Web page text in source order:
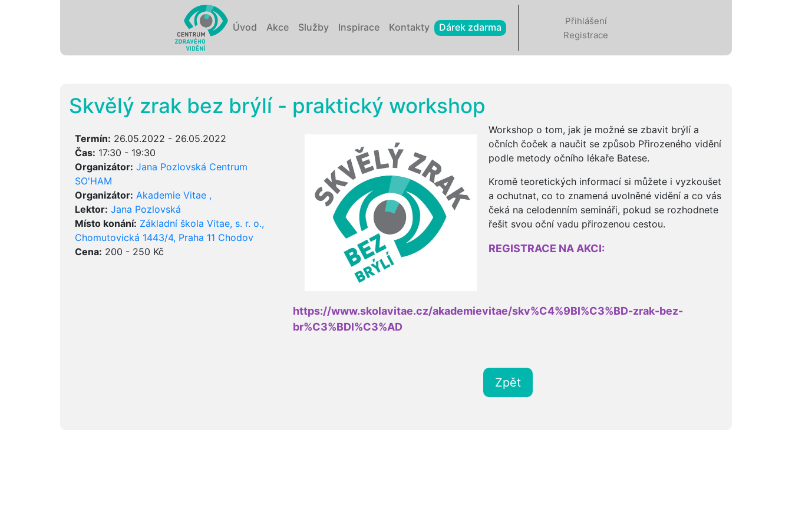
Úvod Akce Služby Inspirace Kontakty Dárek zdarma
Přihlášení
Registrace
Skvělý zrak bez brýlí - praktický workshop
Termín: 26.05.2022 - 26.05.2022
Čas: 17:30 - 19:30
Organizátor: Jana Pozlovská Centrum
SO'HAM
Organizátor: Akademie Vitae ,
Lektor: Jana Pozlovská
Místo konání: Základní škola Vitae, s. r. o.,
Chomutovická 1443/4, Praha 11 Chodov
Cena: 200 - 250 Kč
Workshop o tom, jak je možné se zbavit brýlí a
očních čoček a naučit se způsob Přirozeného vidění
podle metody očního lékaře Batese.
Kromě teoretických informací si můžete i vyzkoušet
a ochutnat, co to znamená uvolněné vidění a co vás
čeká na celodenním semináři, pokud se rozhodnete
řešit svou oční vadu přirozenou cestou.
REGISTRACE NA AKCI:
https://www.skolavitae.cz/akademievitae/skv%C4%9Bl%C3%BD-zrak-bez-
br%C3%BDl%C3%AD
Zpět